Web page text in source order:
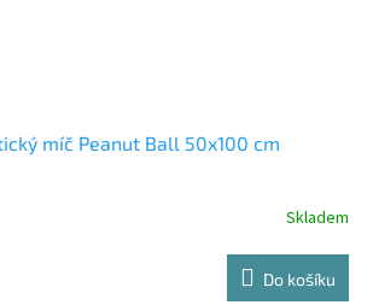
míč Peanut Ball 50x100 cm
Skladem
Do košíku